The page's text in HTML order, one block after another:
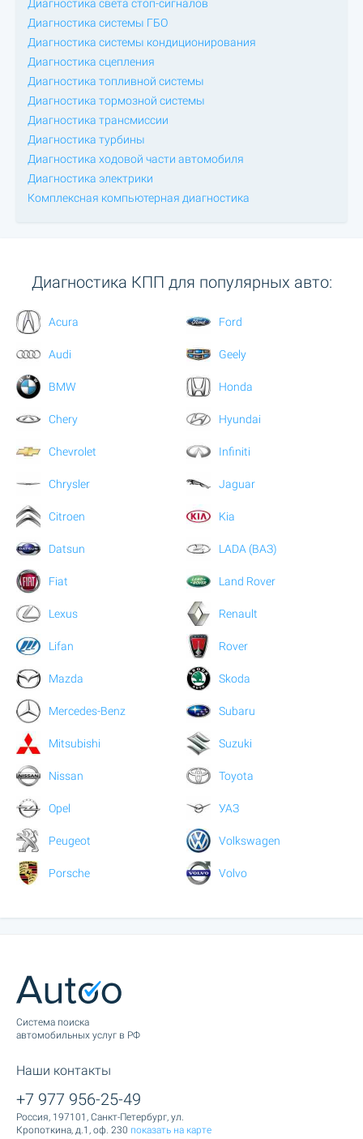
Диагностика света стоп-сигналов
Диагностика системы ГБО
Диагностика системы кондиционирования
Диагностика сцепления
Диагностика топливной системы
Диагностика тормозной системы
Диагностика трансмиссии
Диагностика турбины
Диагностика ходовой части автомобиля
Диагностика электрики
Комплексная компьютерная диагностика
Диагностика КПП для популярных авто:
Acura
Audi
BMW
Chery
Chevrolet
Chrysler
Citroen
Datsun
Fiat
Ford
Geely
Honda
Hyundai
Infiniti
Jaguar
Kia
LADA (ВАЗ)
Land Rover
Lexus
Lifan
Mazda
Mercedes-Benz
Mitsubishi
Nissan
Opel
Peugeot
Porsche
Renault
Rover
Skoda
Subaru
Suzuki
Toyota
УАЗ
Volkswagen
Volvo
Cистема поиска
автомобильных услуг в РФ
Наши контакты
+7 977 956-25-49
Россия, 197101, Санкт-Петербург, ул.
Кропоткина, д.1, оф. 230 показать на карте